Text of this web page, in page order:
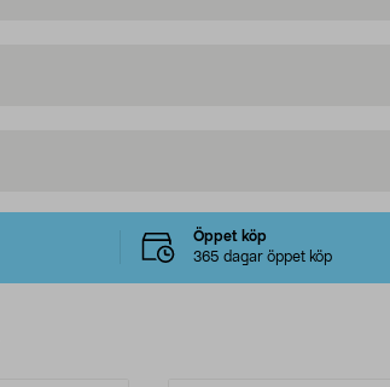
Öppet köp
365 dagar öppet köp